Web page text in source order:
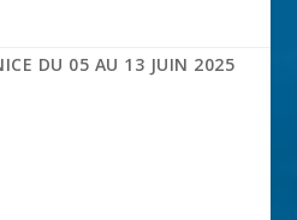
DU 05 AU 13 JUIN 2025